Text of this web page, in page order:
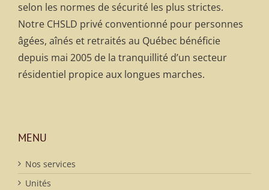
selon les normes de sécurité les plus strictes.
Notre CHSLD privé conventionné pour personnes
âgées, aînés et retraités au Québec bénéficie
depuis mai 2005 de la tranquillité d’un secteur
résidentiel propice aux longues marches.
MENU
Nos services
Unités